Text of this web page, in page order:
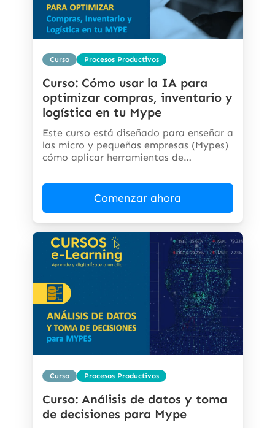
Curso Procesos Productivos
Curso: Cómo usar la IA para
optimizar compras, inventario y
logística en tu Mype
Este curso está diseñado para enseñar a
las micro y pequeñas empresas (Mypes)
cómo aplicar herramientas de
Comenzar ahora
Curso Procesos Productivos
Curso: Análisis de datos y toma
de decisiones para Mype